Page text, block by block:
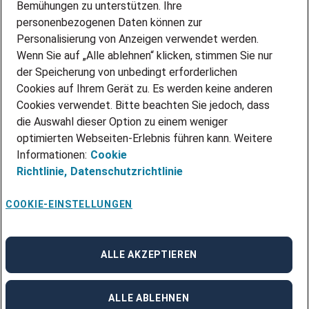
ÜBER UNS
STANDORTE
BLOG
PRESSE
KONTAKT
@Adecco 2026
IMPRESSUM
DATENSCHUTZ
NUTZUNGSBEDINGUNGEN
COOKIE-RICHTLINIEN
BESCHWERDESTELLE
linkedinFacebook
Instagram
Bemühungen zu unterstützen. Ihre
personenbezogenen Daten können zur
Personalisierung von Anzeigen verwendet werden.
Wenn Sie auf „Alle ablehnen“ klicken, stimmen Sie nur
der Speicherung von unbedingt erforderlichen
Cookies auf Ihrem Gerät zu. Es werden keine anderen
Cookies verwendet. Bitte beachten Sie jedoch, dass
die Auswahl dieser Option zu einem weniger
optimierten Webseiten-Erlebnis führen kann. Weitere
Informationen: Cookie
Richtlinie, Datenschutzrichtlinie
COOKIE-EINSTELLUNGEN
ALLE ABLEHNEN
ALLE AKZEPTIEREN